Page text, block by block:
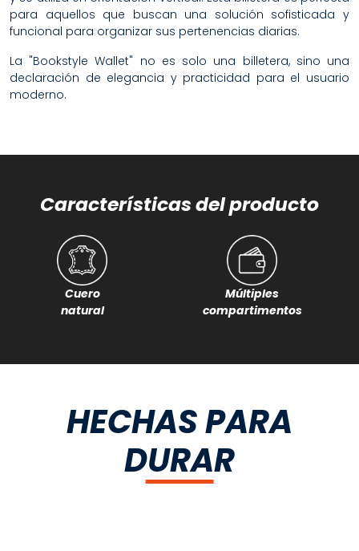
para aquellos que buscan una solución sofisticada y
funcional para organizar sus pertenencias diarias.
La "Bookstyle Wallet" no es solo una billetera, sino una
declaración de elegancia y practicidad para el usuario
moderno.
Características del producto
Cuero
natural
Múltiples
compartimentos
HECHAS PARA
DURAR